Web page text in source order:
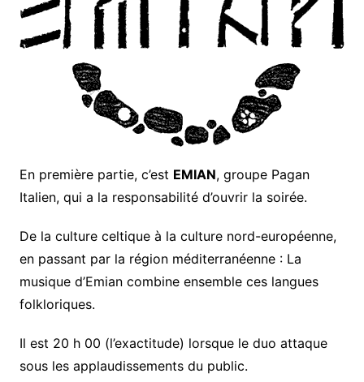
En première partie, c’est EMIAN, groupe Pagan
Italien, qui a la responsabilité d’ouvrir la soirée.
De la culture celtique à la culture nord-européenne,
en passant par la région méditerranéenne : La
musique d’Emian combine ensemble ces langues
folkloriques.
Il est 20 h 00 (l’exactitude) lorsque le duo attaque
sous les applaudissements du public.